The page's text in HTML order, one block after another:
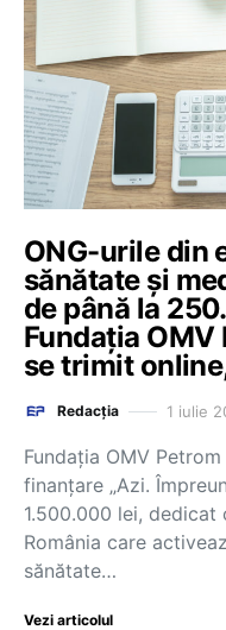
ONG-urile din
sănătate și
de până la
Fundația
se trimit
Redacția 1 iulie
Fundația OMV
finanțare „Azi.
1.500.000 lei,
România care
sănătate…
Vezi articolul